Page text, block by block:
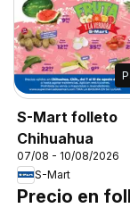
S-Mart folleto
Chihuahua
07/08 - 10/08/2026
S-Mart
Precio en